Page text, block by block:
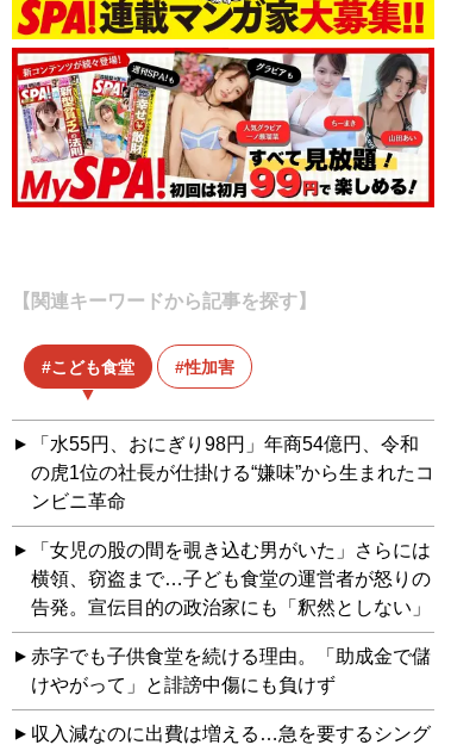
【関連キーワードから記事を探す】
こども食堂 性加害
「水55円、おにぎり98円」年商54億円、令和
の虎1位の社長が仕掛ける“嫌味”から生まれたコ
ンビニ革命
「女児の股の間を覗き込む男がいた」さらには
横領、窃盗まで…子ども食堂の運営者が怒りの
告発。宣伝目的の政治家にも「釈然としない」
赤字でも子供食堂を続ける理由。「助成金で儲
けやがって」と誹謗中傷にも負けず
収入減なのに出費は増える…急を要するシング